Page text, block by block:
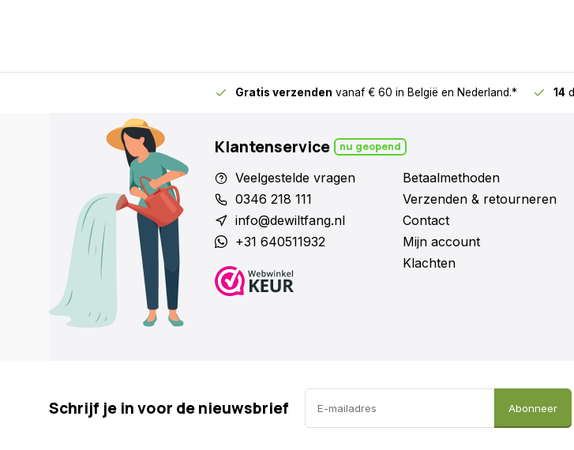
Gratis verzenden vanaf € 60 in België en Nederland.* 14
Klantenservice nu geopend
Veelgestelde vragen
0346 218 111
info@dewiltfang.nl
+31 640511932
Betaalmethoden
Verzenden & retourneren
Contact
Mijn account
Klachten
Schrijf je in voor de nieuwsbrief Abonneer